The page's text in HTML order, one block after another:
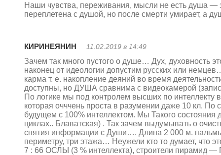
Наши чувства, переживания, мысли не есть душа —
переплетена с душой, но после смерти умирает, а
КИРИНЕЯНИН 11.02.2019 в 14:49
Зачем так много пустого о душе… Дух, духовность
наконец от идеологии допустим русских или
карма т. е. накопление деяний во время
доступны, но ДУША сравнима с видеокамерой
По логике мы под контролем высших по интеллекту
которая очччень проста в разумении даже 10 кл. По
будущем с 100% интеллектом. Мы Такого
циклах.. Блаватская) . Так зачем выдумывать о
снятия информации с Души…. Длина 2 000 м.
периметру, три этажа… Неужели кто то думает,
7 : 66 ОСЛЫ (3 % интеллекта), строители пирамид